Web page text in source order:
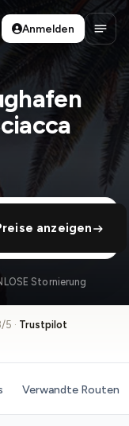
Anmelden
anzeigen
Stornierung
5 · Trustpilot
Verwandte Routen